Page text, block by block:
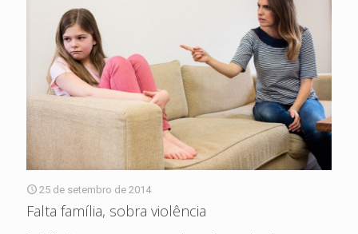
25 de setembro de 2014
Falta família, sobra violência